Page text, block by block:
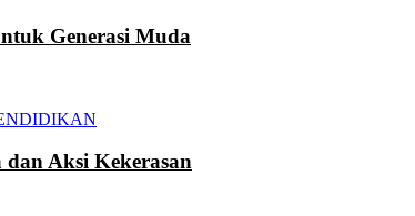
Generasi Muda
Aksi Kekerasan